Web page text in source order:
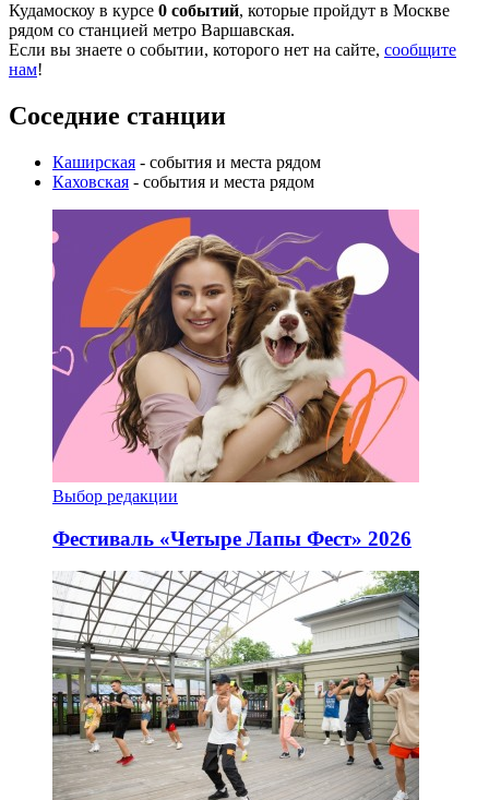
Кудамоскоу в курсе 0 событий, которые пройдут в Москве
рядом со станцией метро Варшавская.
Если вы знаете о событии, которого нет на сайте, сообщите
нам!
Соседние станции
Каширская - события и места рядом
Каховская - события и места рядом
Выбор редакции
Фестиваль «Четыре Лапы Фест» 2026